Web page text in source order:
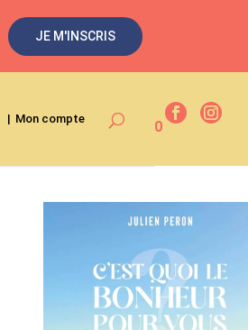
0
Mon compte
JE M'INSCRIS